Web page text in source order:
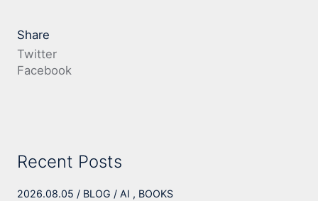
Share
Twitter
Facebook
Recent Posts
2026.08.05 BLOG AI BOOKS